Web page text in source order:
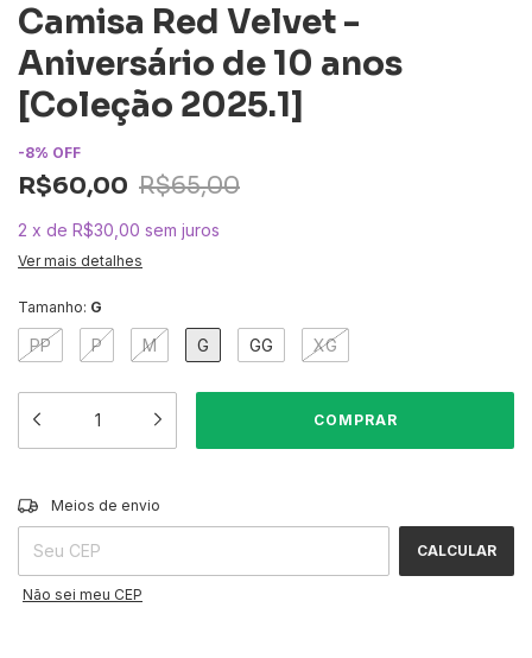
Camisa Red Velvet -
Aniversário de 10 anos
[Coleção 2025.1]
-8% OFF
R$60,00 R$65,00
2 x de R$30,00 sem juros
Ver mais detalhes
Tamanho: G
PP P M G GG XG
Entregas para o CEP:
Meios de envio
CALCULAR
Não sei meu CEP